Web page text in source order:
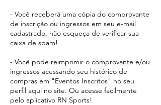
- Você receberá uma cópia do comprovante
de inscrição ou ingressos em seu e-mail
cadastrado, não esqueça de verificar sua
caixa de spam!
- Você pode reimprimir o comprovante e/ou
ingressos acessando seu histórico de
compras em "Eventos Inscritos" no seu
perfil aqui no site. Ou acesse facilmente
pelo aplicativo RN Sports!